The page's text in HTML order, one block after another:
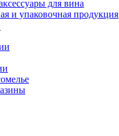
для вина
и упаковочная продукция